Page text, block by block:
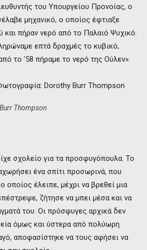
του Υπουργείου Προνοίας, ο
μηχανικό, ο οποίος έφτιαξε
και πήραν νερό από το Παλαιό Ψυχικό.
επτά δραχμές το κυβικό,
το ’58 πήραμε το νερό της Ούλεν».
Thompson
σχολείο για τα προσφυγόπουλα. Το
ένα σπίτι προσωρινά, που
οποίος έλειπε, μέχρι να βρεθεί μια
ζήτησε να μπει μέσα και να
του. Οι πρόσφυγες αρχικά δεν
όμως και ύστερα από πολύωρη
αποφασίστηκε να τους αφήσει να